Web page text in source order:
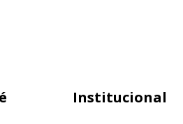
Institucional